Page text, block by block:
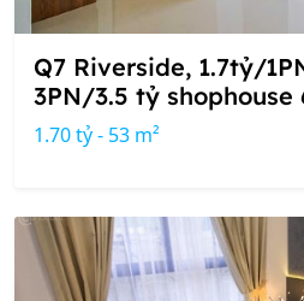
Q7 Riverside, 1.7tỷ/
3PN/3.5 tỷ shophouse
1.70 tỷ - 53 m²